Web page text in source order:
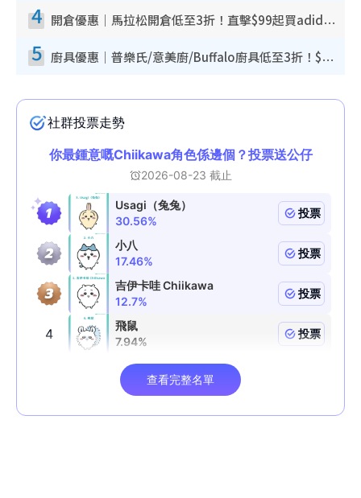
4 開倉優惠｜馬拉松開倉低至3折！直擊$99起買adidas／New Balance／Puma鞋款 STANLEY保溫杯劈價至$119起
5 廚具優惠｜普樂氏/意美廚/Buffalo廚具低至3折！$89起買煎鍋／炒鑊／個人鍋 同場小家電激減至$99起